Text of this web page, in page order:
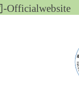
Officialwebsite